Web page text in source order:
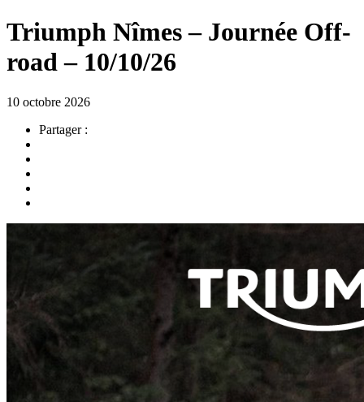
Triumph Nîmes – Journée Off-
road – 10/10/26
10 octobre 2026
Partager :